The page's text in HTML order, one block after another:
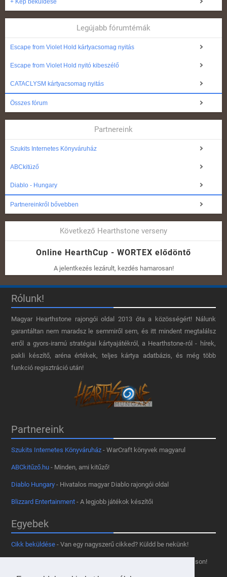
+ Kép beküldése
Legújabb fórumtémák
Escape from Violet Hold kártyacsomag nyitás
Escape from Violet Hold nyitó kibeszélő
CATACLYSM kártyacsomag nyitás
Összes fórum
Partnereink
Szukits Internetes Könyváruház
ABCkitüző
Diablo - Hungary
Partnereinkről bővebben
Következő Hearthstone verseny
Online HearthCup - WORTEX elődöntő
A jelentkezés lezárult, kezdés hamarosan!
Rólunk!
Magyar Hearthstone​ rajongói oldal 2013 óta a közösségért! Nálunk
garantáltan nem maradsz le semmiről sem, és itt mindent megtalálsz
erről a gyors-iramú stratégiai kártyajátékról, a Hearthstone-ról - hírek,
pakli készítő, aréna értékek, teljes kártya adatbázis, és még több
funkció regisztráció után!
Partnereink
Szukits Internetes Könyváruház - WarCraft könyvek magyarul
ABCkitűző.hu - Minden, ami kitűző!
Diablo Hungary - Hivatalos magyar Diablo rajongói oldal
Blizzard Entertainment - A legjobb játékok készítői
Egyebek
Cikk beküldése - Van egy nagyszerű cikked? Küldd be nekünk!
- Tetszik az oldal? Segíts, hogy fennmaradhasson!